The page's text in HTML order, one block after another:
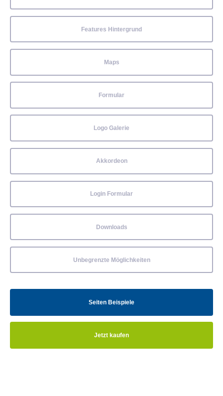
Features Hintergrund
Maps
Formular
Logo Galerie
Akkordeon
Login Formular
Downloads
Unbegrenzte Möglichkeiten
Seiten Beispiele
Jetzt kaufen